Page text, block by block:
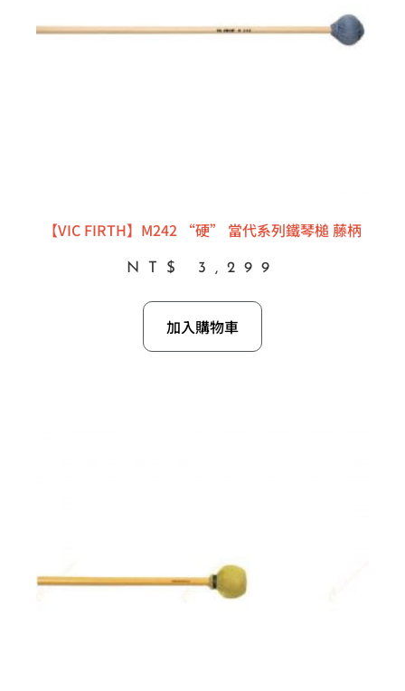
【VIC FIRTH】M242 “硬” 當代系列鐵琴槌 藤柄
NT$ 3,299
加入購物車